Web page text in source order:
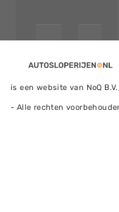
is een website van NoQ
- Alle rechten